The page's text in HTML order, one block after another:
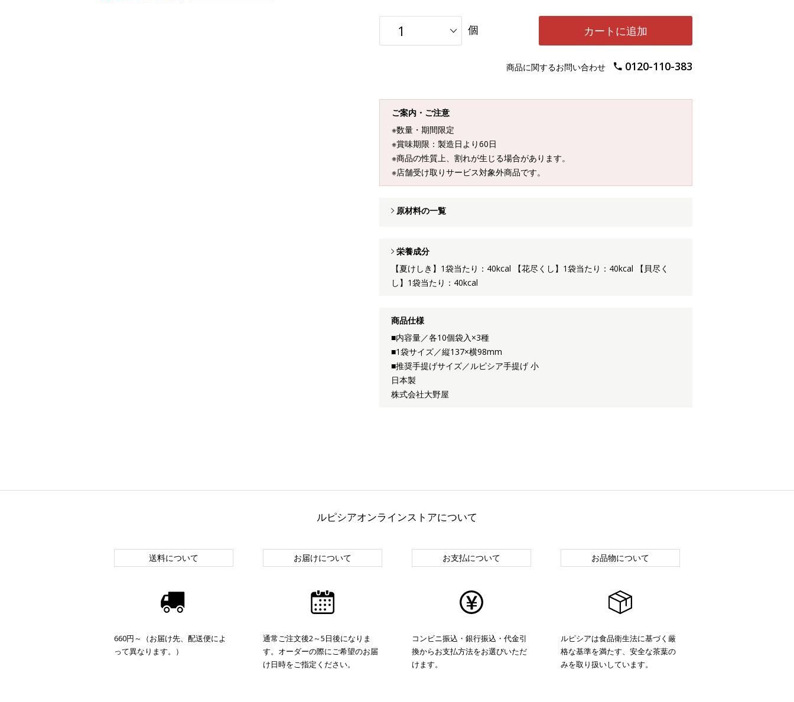
個 カートに追加
商品に関するお問い合わせ 0120-110-383
ご案内・ご注意
※数量・期間限定
※賞味期限：製造日より60日
※商品の性質上、割れが生じる場合があります。
※店舗受け取りサービス対象外商品です。
原材料の一覧
栄養成分
【夏けしき】1袋当たり：40kcal 【花尽くし】1袋当たり：40kcal 【貝尽く
し】1袋当たり：40kcal
商品仕様
■内容量／各10個袋入×3種
■1袋サイズ／縦137×横98mm
■推奨手提げサイズ／ルピシア手提げ 小
日本製
株式会社大野屋
ルピシアオンラインストアについて
送料について
660円～（お届け先、配送便によ
って異なります。）
お届けについて
通常ご注文後2～5日後になりま
す。オーダーの際にご希望のお届
け日時をご指定ください。
お支払について
コンビニ振込・銀行振込・代金引
換からお支払方法をお選びいただ
けます。
お品物について
ルピシアは食品衛生法に基づく厳
格な基準を満たす、安全な茶葉の
みを取り扱いしています。